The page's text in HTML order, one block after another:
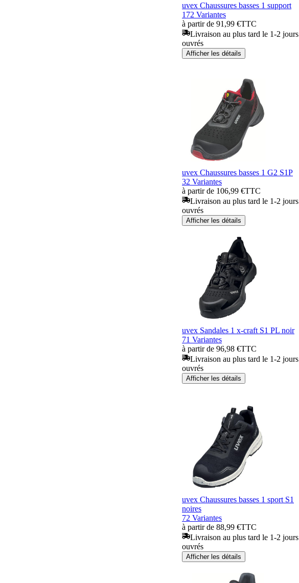
uvex Chaussures basses 1 support
172 Variantes
à partir de 91,99 €TTC
Livraison au plus tard le 1-2 jours
ouvrés
Afficher les détails
uvex Chaussures basses 1 G2 S1P
32 Variantes
à partir de 106,99 €TTC
Livraison au plus tard le 1-2 jours
ouvrés
Afficher les détails
uvex Sandales 1 x-craft S1 PL noir
71 Variantes
à partir de 96,98 €TTC
Livraison au plus tard le 1-2 jours
ouvrés
Afficher les détails
uvex Chaussures basses 1 sport S1
noires
72 Variantes
à partir de 88,99 €TTC
Livraison au plus tard le 1-2 jours
ouvrés
Afficher les détails